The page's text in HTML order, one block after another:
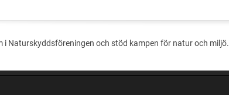
i Naturskyddsföreningen och stöd kampen för natur och miljö.